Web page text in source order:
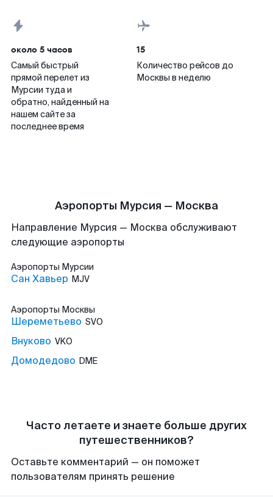
около 5 часов
Самый быстрый
прямой перелет из
Мурсии туда и
обратно, найденный на
нашем сайте за
последнее время
15
Количество рейсов до
Москвы в неделю
Аэропорты Мурсия — Москва
Направление Мурсия — Москва обслуживают
следующие аэропорты
Аэропорты Мурсии
Сан Хавьер MJV
Аэропорты Москвы
Шереметьево SVO
Внуково VKO
Домодедово DME
Часто летаете и знаете больше других
путешественников?
Оставьте комментарий — он поможет
пользователям принять решение